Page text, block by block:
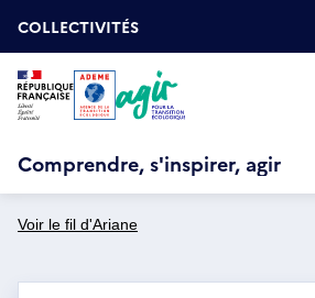
auOUVRIR
LE
MENU
ESPACE
COLLECTIVITÉS
Comprendre, s'inspirer, agir
Voir le fil d'Ariane